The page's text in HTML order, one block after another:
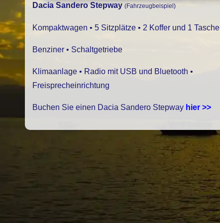
Dacia Sandero Stepway (Fahrzeugbeispiel)
Kompaktwagen • 5 Sitzplätze • 2 Koffer und 1 Tasche
Benziner • Schaltgetriebe
Klimaanlage • Radio mit USB und Bluetooth •
Freisprecheinrichtung
Buchen Sie einen Dacia Sandero Stepway hier >>